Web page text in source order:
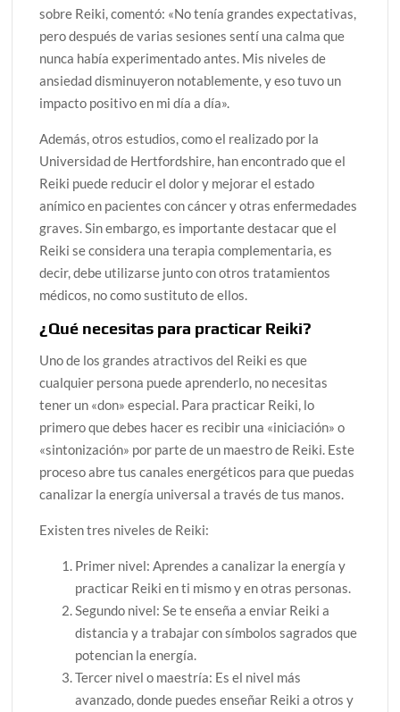
sobre Reiki, comentó: «No tenía grandes expectativas,
pero después de varias sesiones sentí una calma que
nunca había experimentado antes. Mis niveles de
ansiedad disminuyeron notablemente, y eso tuvo un
impacto positivo en mi día a día».
Además, otros estudios, como el realizado por la
Universidad de Hertfordshire, han encontrado que el
Reiki puede reducir el dolor y mejorar el estado
anímico en pacientes con cáncer y otras enfermedades
graves. Sin embargo, es importante destacar que el
Reiki se considera una terapia complementaria, es
decir, debe utilizarse junto con otros tratamientos
médicos, no como sustituto de ellos.
¿Qué necesitas para practicar Reiki?
Uno de los grandes atractivos del Reiki es que
cualquier persona puede aprenderlo, no necesitas
tener un «don» especial. Para practicar Reiki, lo
primero que debes hacer es recibir una «iniciación» o
«sintonización» por parte de un maestro de Reiki. Este
proceso abre tus canales energéticos para que puedas
canalizar la energía universal a través de tus manos.
Existen tres niveles de Reiki:
Primer nivel: Aprendes a canalizar la energía y
practicar Reiki en ti mismo y en otras personas.
Segundo nivel: Se te enseña a enviar Reiki a
distancia y a trabajar con símbolos sagrados que
potencian la energía.
Tercer nivel o maestría: Es el nivel más
avanzado, donde puedes enseñar Reiki a otros y